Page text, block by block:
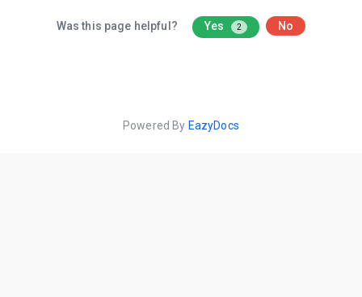
Was this page helpful? Yes 2 No
Powered By EazyDocs